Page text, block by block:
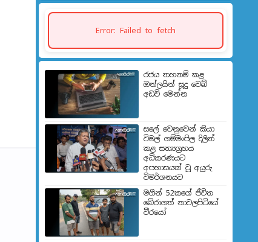
Error: Failed to fetch
රජය තහනම් කළ
ඔන්ලයින් සූදු වෙබ්
අඩවි මෙන්න
සලේ වෙනුවෙන් කියා
විමල් ගම්මංපිල දිලිත්
කළ සත්‍යග්‍රහය
අධිකරණයට
අපහාසයක් වූ අයුරු
විමර්ශනයට
මගීන් 52කගේ ජීවිත
බේරා­ගත් නාව­ල­පි­ටියේ
වීරයෝ